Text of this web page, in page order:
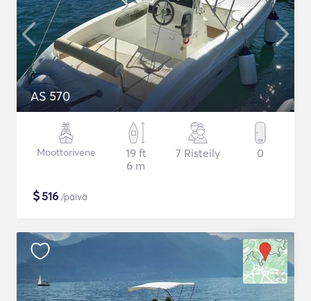
AS 570
Moottorivene
19 ft
6 m
7 Risteily 0
$516 /päivä